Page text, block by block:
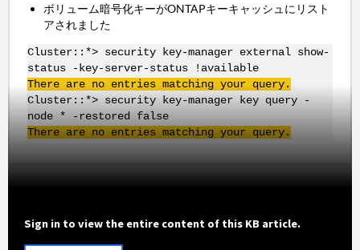
ボリューム暗号化キーがONTAPキーキャッシュにリスト
アされました
Cluster::*> security key-manager external show-
status -key-server-status !available
There are no entries matching your query.
Cluster::*> security key-manager key query -
node * -restored false
There are no entries matching your query.
Sign in to view the entire content of this KB article.